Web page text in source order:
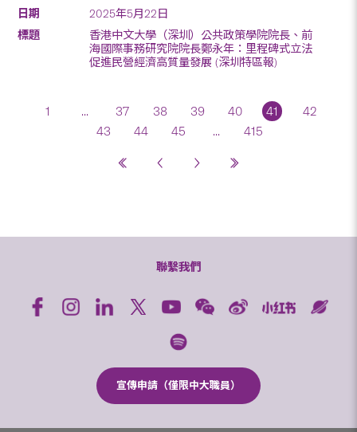
2025年5月22日
香港中文大學（深圳）公共政策學院院長、前
海國際事務研究院院長鄭永年：里程碑式立法
促進民營經濟高質量發展 (深圳特區報)
1 ... 37 38 39 40 41
42
43
44 45 ... 415
聯繫我們
宣傳申請（僅限中大職員）